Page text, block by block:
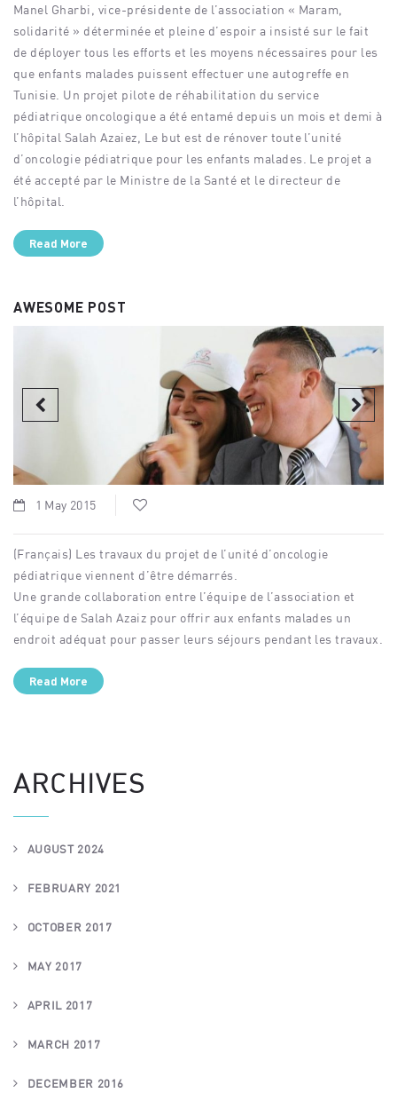
Manel Gharbi, vice-présidente de l’association « Maram,
solidarité » déterminée et pleine d’espoir a insisté sur le fait
de déployer tous les efforts et les moyens nécessaires pour les
que enfants malades puissent effectuer une autogreffe en
Tunisie. Un projet pilote de réhabilitation du service
pédiatrique oncologique a été entamé depuis un mois et demi à
l’hôpital Salah Azaiez, Le but est de rénover toute l’unité
d’oncologie pédiatrique pour les enfants malades. Le projet a
été accepté par le Ministre de la Santé et le directeur de
l’hôpital.
Read More
AWESOME POST
1 May 2015
(Français) Les travaux du projet de l’unité d’oncologie
pédiatrique viennent d’être démarrés.
Une grande collaboration entre l’équipe de l’association et
l’équipe de Salah Azaiz pour offrir aux enfants malades un
endroit adéquat pour passer leurs séjours pendant les travaux.
Read More
ARCHIVES
AUGUST 2024
FEBRUARY 2021
OCTOBER 2017
MAY 2017
APRIL 2017
MARCH 2017
DECEMBER 2016